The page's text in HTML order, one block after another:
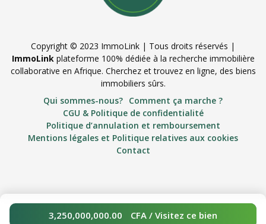
3,250,000,000.00 CFA / Visitez ce bien
Copyright © 2023 ImmoLink | Tous droits réservés |
ImmoLinkplateforme 100% dédiée à la recherche immobilière
collaborative en Afrique. Cherchez et trouvez en ligne, des biens
immobiliers sûrs.
Qui sommes-nous? Comment ça marche ?
CGU & Politique de confidentialité
Politique d’annulation et remboursement
Mentions légales et Politique relatives aux cookies
Contact